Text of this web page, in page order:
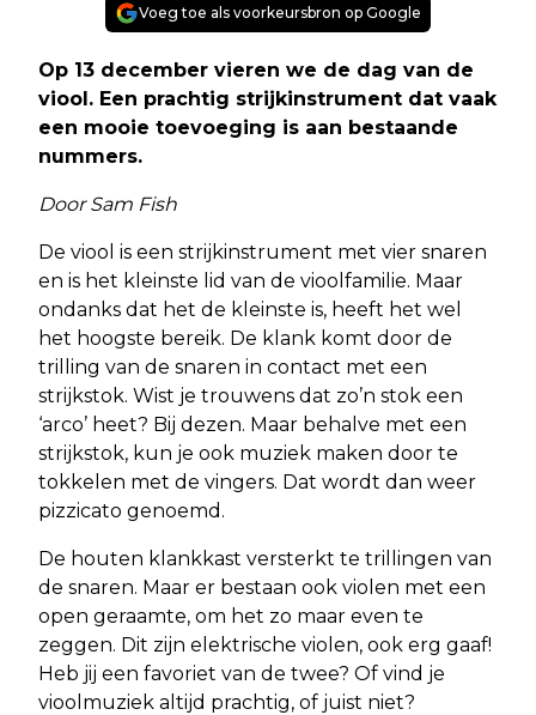
Voeg toe als voorkeursbron op Google
Op 13 december vieren we de dag van de
viool. Een prachtig strijkinstrument dat vaak
een mooie toevoeging is aan bestaande
nummers.
Door Sam Fish
De viool is een strijkinstrument met vier snaren
en is het kleinste lid van de vioolfamilie. Maar
ondanks dat het de kleinste is, heeft het wel
het hoogste bereik. De klank komt door de
trilling van de snaren in contact met een
strijkstok. Wist je trouwens dat zo’n stok een
‘arco’ heet? Bij dezen. Maar behalve met een
strijkstok, kun je ook muziek maken door te
tokkelen met de vingers. Dat wordt dan weer
pizzicato genoemd.
De houten klankkast versterkt te trillingen van
de snaren. Maar er bestaan ook violen met een
open geraamte, om het zo maar even te
zeggen. Dit zijn elektrische violen, ook erg gaaf!
Heb jij een favoriet van de twee? Of vind je
vioolmuziek altijd prachtig, of juist niet?